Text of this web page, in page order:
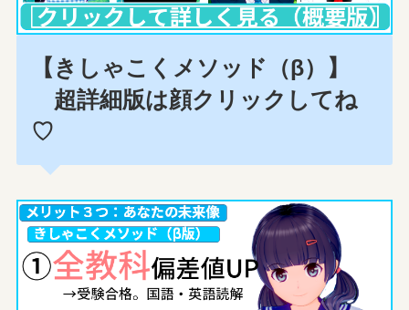
【きしゃこくメソッド（β）】
超詳細版は顔クリックしてね
♡